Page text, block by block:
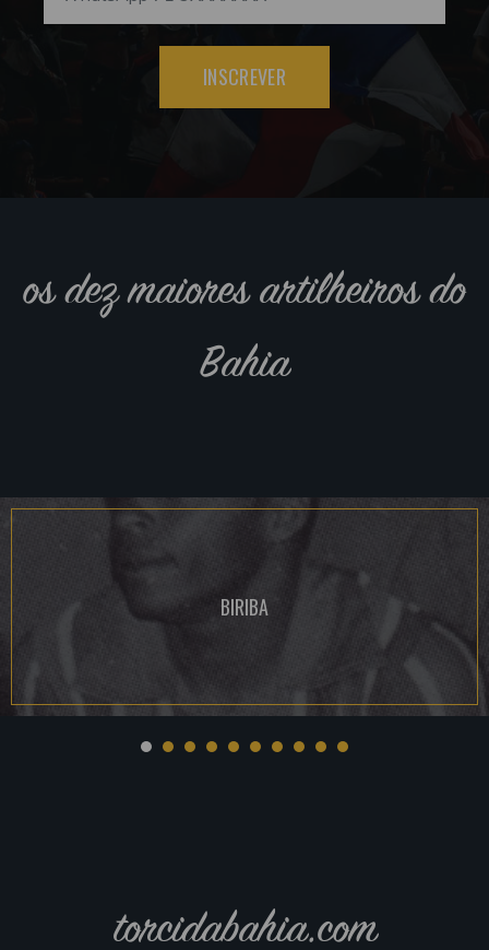
INSCREVER
os dez maiores artilheiros do
Bahia
BIRIBA
torcidabahia.com